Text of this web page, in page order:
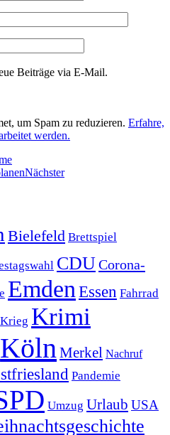
Beiträge via E-Mail.
um Spam zu reduzieren. Erfahre,
werden.
Nächster
Bielefeld Brettspiel
CDUCorona-
Emden Essen Fahrrad
Krieg Krimi
Köln Merkel Nachruf
Pandemie
Umzug Urlaub USA